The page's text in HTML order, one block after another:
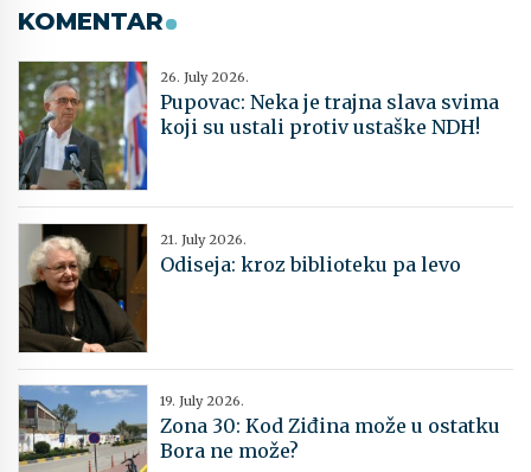
KOMENTAR
26. July 2026.
Pupovac: Neka je trajna slava svima
koji su ustali protiv ustaške NDH!
21. July 2026.
Odiseja: kroz biblioteku pa levo
19. July 2026.
Zona 30: Kod Ziđina može u ostatku
Bora ne može?